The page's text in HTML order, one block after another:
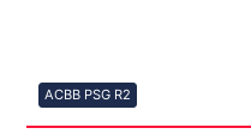
ACBB PSG R2